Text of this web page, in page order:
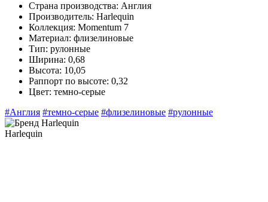
Страна производства: Англия
Производитель: Harlequin
Коллекция: Momentum 7
Материал: флизелиновые
Тип: рулонные
Ширина: 0,68
Высота: 10,05
Раппорт по высоте: 0,32
Цвет: темно-серые
#Англия #темно-серые #флизелиновые #рулонные
Harlequin